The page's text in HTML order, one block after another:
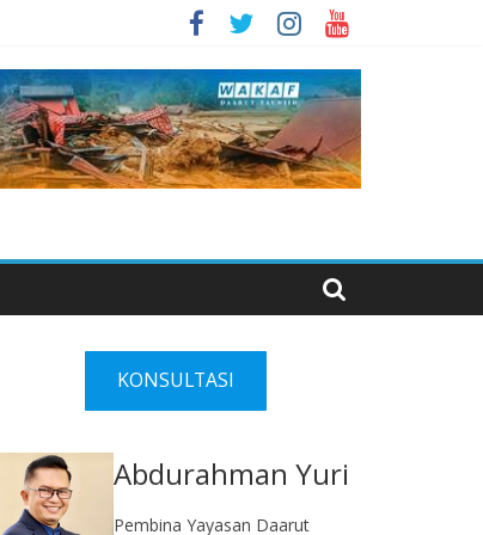
KONSULTASI
Abdurahman Yuri
Pembina Yayasan Daarut